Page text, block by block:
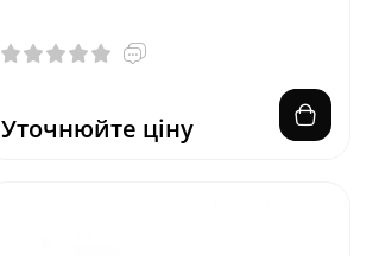
Уточнюйте ціну